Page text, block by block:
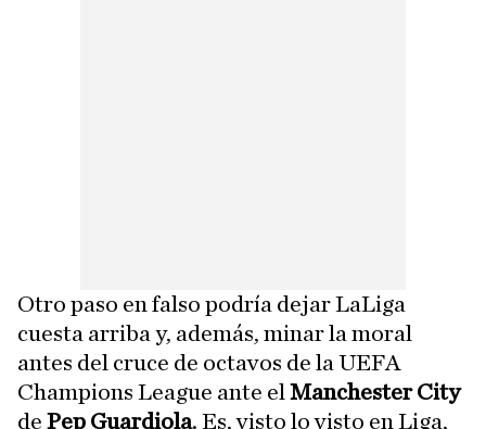
Otro paso en falso podría dejar LaLiga
cuesta arriba y, además, minar la moral
antes del cruce de octavos de la UEFA
Champions League ante el Manchester City
de Pep Guardiola. Es, visto lo visto en Liga,